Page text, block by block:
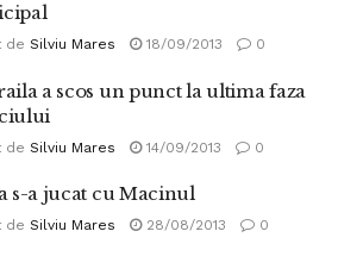
de Silviu Mares 18/09/2013 0
a scos un punct la ultima faza
de Silviu Mares 14/09/2013 0
s-a jucat cu Macinul
de Silviu Mares 28/08/2013 0